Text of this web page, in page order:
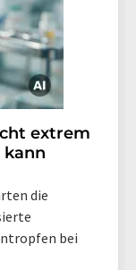
extrem
die
bei